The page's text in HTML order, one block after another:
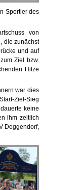
Sportler des
von
die zunächst
und auf
Ziel bzw.
Hitze
war dies
Ziel-Sieg
keine
ihm zeitlich
Deggendorf,